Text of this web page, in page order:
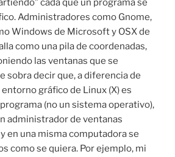
cada que un programa se
Administradores como Gnome,
Windows de Microsoft y OSX de
como una pila de coordenadas,
las ventanas que se
sobra decir que, a diferencia de
gráfico de Linux (X) es
(no un sistema operativo),
administrador de ventanas
en una misma computadora se
como se quiera. Por ejemplo, mi